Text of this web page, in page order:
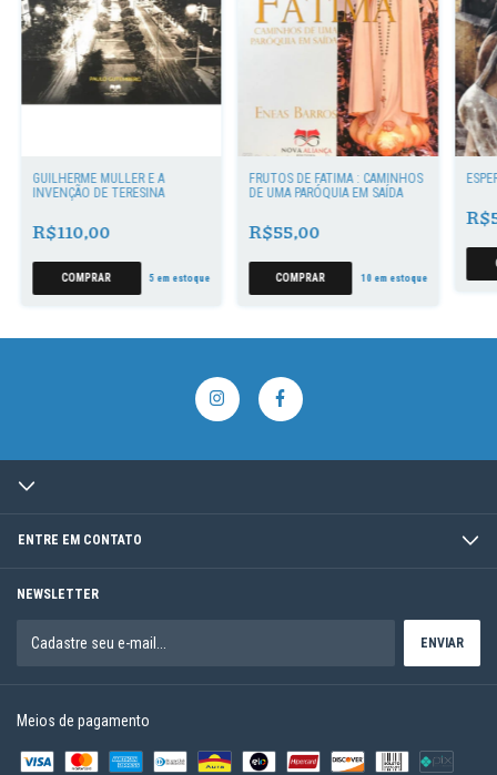
GUILHERME MÜLLER E A
INVENÇÃO DE TERESINA
R$110,00
5 em estoque
FRUTOS DE FÁTIMA : CAMINHOS
DE UMA PARÓQUIA EM SAÍDA
R$55,00
10 em estoque
ENTRE EM CONTATO
NEWSLETTER
Meios de pagamento